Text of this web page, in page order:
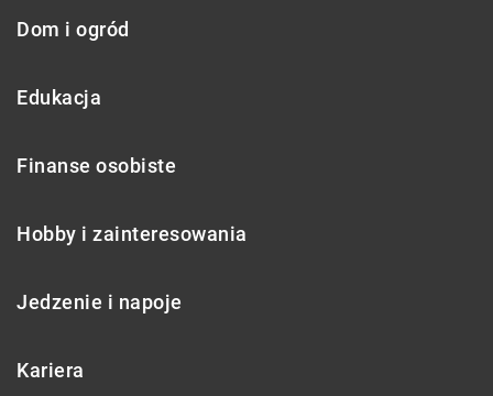
Dom i ogród
Edukacja
Finanse osobiste
Hobby i zainteresowania
Jedzenie i napoje
Kariera